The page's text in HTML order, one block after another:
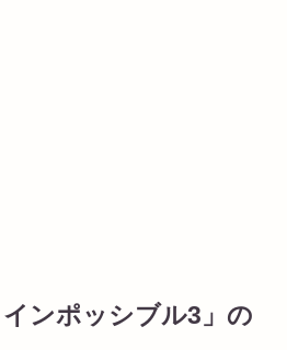
インポッシブル3」の